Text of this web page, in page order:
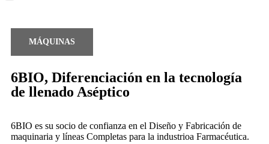
MÁQUINAS
6BIO, Diferenciación en la tecnología
de llenado Aséptico
6BIO es su socio de confianza en el Diseño y Fabricación de
maquinaria y líneas Completas para la industrioa Farmacéutica.